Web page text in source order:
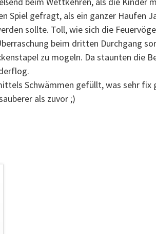
Spiel gefragt, als ein ganzer Haufen
sollte. Toll, wie sich die
beim dritten Durchgang
zu mogeln. Da staunten die
Schwämmen gefüllt, was sehr
als zuvor ;)